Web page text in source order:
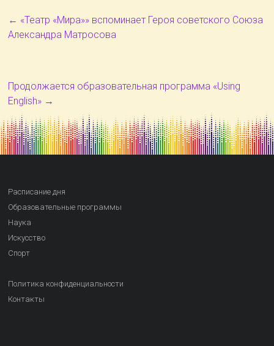
← «Театр «Мира»» вспоминает Героя советского Союза
Александра Матросова
Продолжается образовательная программа «Using
English» →
Расписание дня
Образовательные программы
Наука
Искусство
Спорт
Политика конфиденциальности
Контакты